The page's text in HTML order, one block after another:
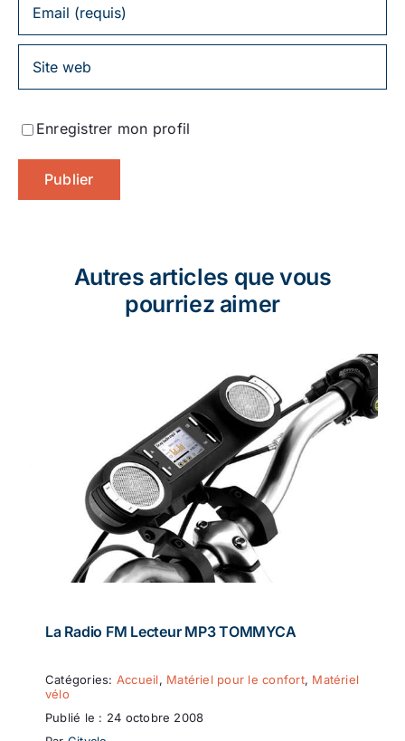
Enregistrer mon profil
Autres articles que vous
pourriez aimer
La Radio FM Lecteur MP3 TOMMYCA
Catégories: Accueil, Matériel pour le confort, Matériel
vélo
Publié le : 24 octobre 2008